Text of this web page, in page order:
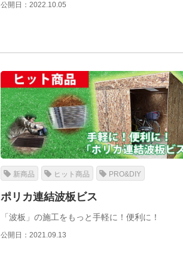
公開日：2022.10.05
新商品 ヒット商品 PRO&DIY
ポリカ連結波板ビス
「波板」の施工をもっと手軽に！便利に！
公開日：2021.09.13